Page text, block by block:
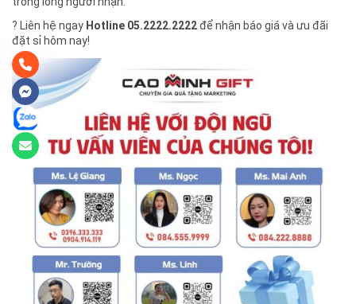
? Liên hệ ngay Hotline 05.2222.2222để nhận báo giá và ưu đãi
đặt sỉ hôm nay!